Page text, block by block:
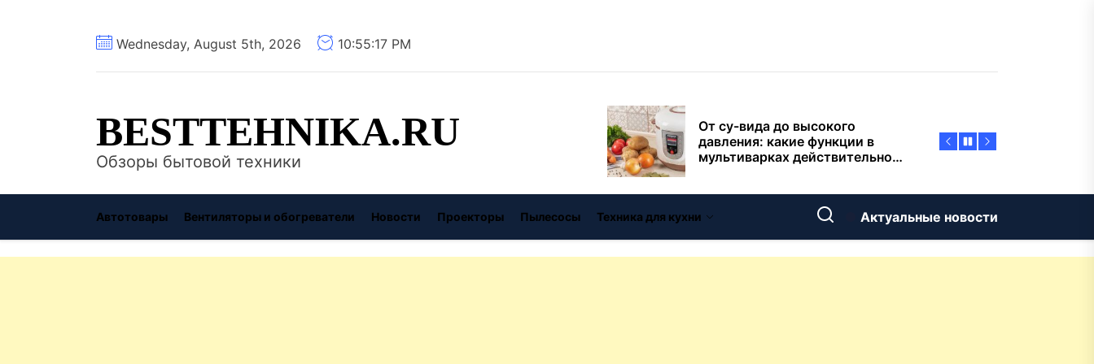
Wednesday, August 5th, 2026 10:55:18 PM
BESTTEHNIKA.RU
Обзоры бытовой техники
давления: какие функции в
переплачиват
Современный интерьер: как
вписать классическую
чугунную ванну Goldman в
выбираем между
Автотовары Вентиляторы и обогреватели Новости Проекторы Пылесосы Техника для кухни Актуальные новости